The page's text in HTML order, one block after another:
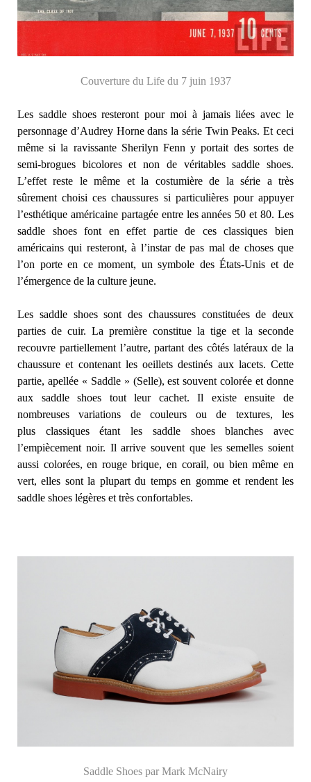
Couverture du Life du 7 juin 1937
Les saddle shoes resteront pour moi à jamais liées avec le
personnage d’Audrey Horne dans la série Twin Peaks. Et ceci
même si la ravissante Sherilyn Fenn y portait des sortes de
semi-brogues bicolores et non de véritables saddle shoes.
L’effet reste le même et la costumière de la série a très
sûrement choisi ces chaussures si particulières pour appuyer
l’esthétique américaine partagée entre les années 50 et 80. Les
saddle shoes font en effet partie de ces classiques bien
américains qui resteront, à l’instar de pas mal de choses que
l’on porte en ce moment, un symbole des États-Unis et de
l’émergence de la culture jeune.
Les saddle shoes sont des chaussures constituées de deux
parties de cuir. La première constitue la tige et la seconde
recouvre partiellement l’autre, partant des côtés latéraux de la
chaussure et contenant les oeillets destinés aux lacets. Cette
partie, apellée « Saddle » (Selle), est souvent colorée et donne
aux saddle shoes tout leur cachet. Il existe ensuite de
nombreuses variations de couleurs ou de textures, les
plus classiques étant les saddle shoes blanches avec
l’empiècement noir. Il arrive souvent que les semelles soient
aussi colorées, en rouge brique, en corail, ou bien même en
vert, elles sont la plupart du temps en gomme et rendent les
saddle shoes légères et très confortables.
Saddle Shoes par Mark McNairy